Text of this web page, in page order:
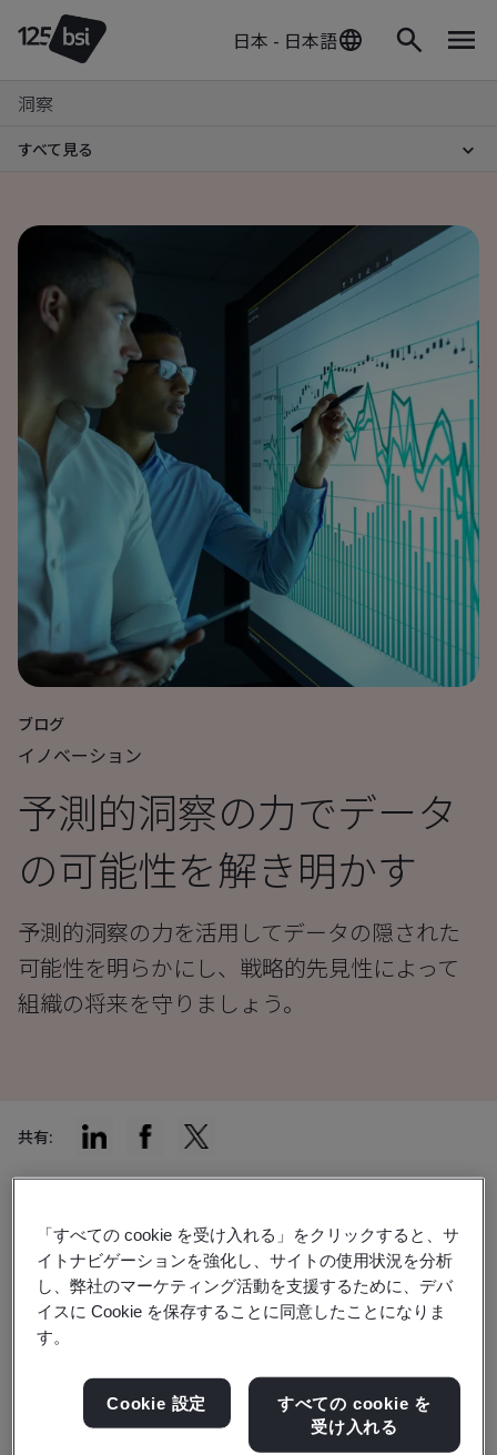
日本 - 日本語
洞察
すべて見る
ブログ
イノベーション
予測的洞察の力でデータ
の可能性を解き明かす
予測的洞察の力を活用してデータの隠された
可能性を明らかにし、戦略的先見性によって
組織の将来を守りましょう。
してみましょう。または、正確な予測ができるようになっ
たらどのようなメリットがあるでしょうか。予測を活用す
ると、現在のデータや入力されるデータに秘められた可能
性を解き放てるだけでなく、組織の時間、資金、リソース
予測的洞察を導入することで、組織は潜在的な問題によっ
て現実の問題が発生する前に先手を打つことができます。
共有:
「すべての cookie を受け入れる」をクリックすると、サ
イトナビゲーションを強化し、サイトの使用状況を分析
し、弊社のマーケティング活動を支援するために、デバ
イスに Cookie を保存することに同意したことになりま
す。
Cookie 設定
すべての cookie を
受け入れる